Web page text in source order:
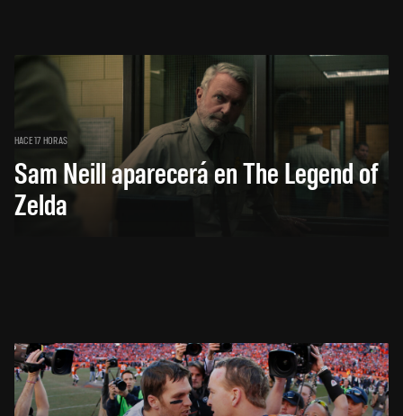
HACE 17 HORAS
Sam Neill aparecerá en The Legend of
Zelda